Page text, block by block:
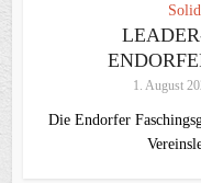
1. August
Die Endorfer